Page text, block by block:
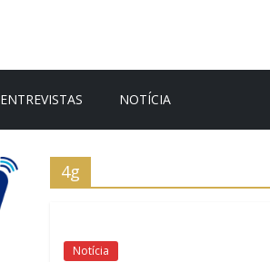
ENTREVISTAS NOTÍCIA
4g
Notícia